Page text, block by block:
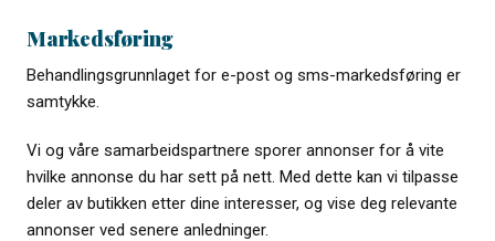
Markedsføring
Behandlingsgrunnlaget for e-post og sms-markedsføring er
samtykke.
Vi og våre samarbeidspartnere sporer annonser for å vite
hvilke annonse du har sett på nett. Med dette kan vi tilpasse
deler av butikken etter dine interesser, og vise deg relevante
annonser ved senere anledninger.